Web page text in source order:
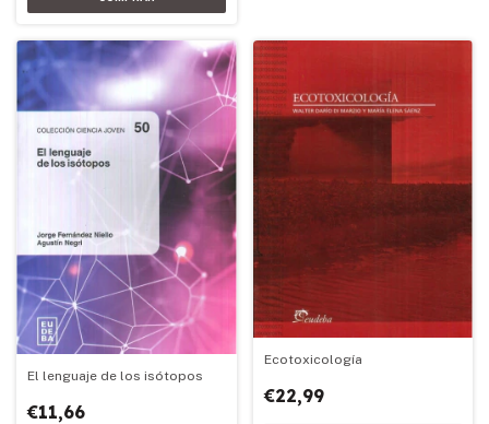
El lenguaje de los isótopos
€11,66
Ecotoxicología
€22,99